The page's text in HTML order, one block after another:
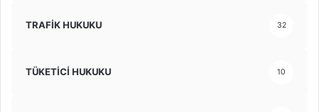
TRAFİK HUKUKU 32
TÜKETİCİ HUKUKU 10